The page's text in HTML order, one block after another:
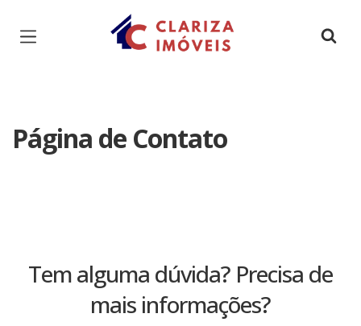
Página inicial
Página de Contato
Tem alguma dúvida? Precisa de
mais informações?